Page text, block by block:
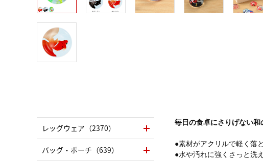
毎日の食卓にさりげない和
●素材がアクリルで軽く落
●水や汚れに強くさっと洗
レッグウェア（2370）
バッグ・ポーチ（639）